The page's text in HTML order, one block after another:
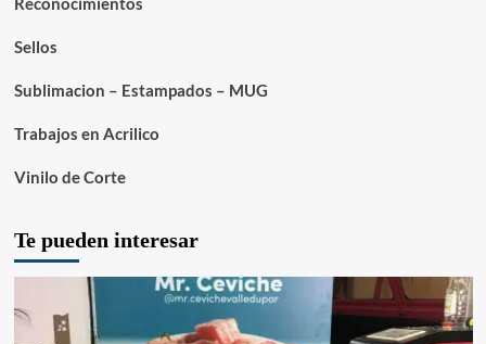
Sellos
Sublimacion – Estampados – MUG
Trabajos en Acrilico
Vinilo de Corte
Te pueden interesar